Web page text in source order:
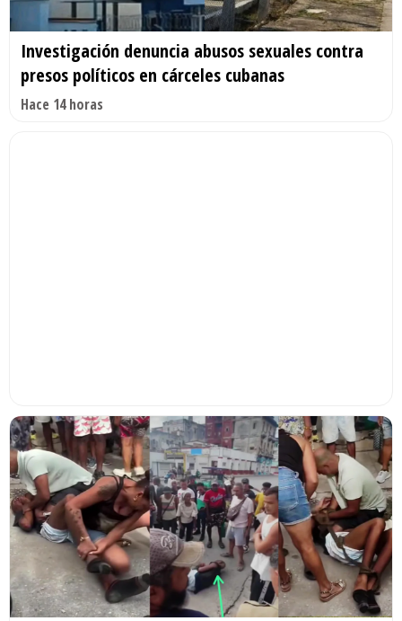
Investigación denuncia abusos sexuales contra
presos políticos en cárceles cubanas
Hace 14 horas